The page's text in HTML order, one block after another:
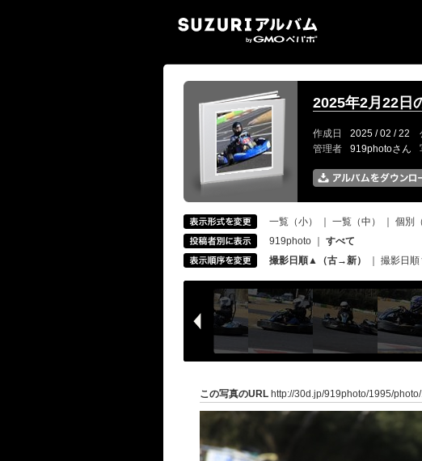
2025年2月22日
作成日 2025 / 02 / 22
管理者
919photoさん
一覧（小） 一覧（中） 個別
919photo
すべて
撮影日順▲（古→新）
撮影日
この写真のURL http://30d.jp/919photo/1995/